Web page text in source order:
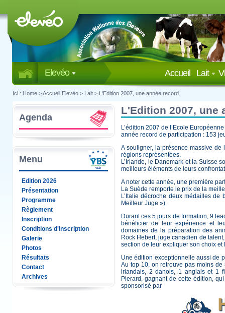
Elevéo Lait
Accueil
Ici : Home >Accueil Elevéo > Lait > L'Edition 2007, une année record.
Agenda
Menu
Edition 2026
Présentation
Programme
Règlement
Inscription
Conditions d'inscription
Galerie
Photos
Résultats
Contact
Archives
L'Edition 2007, une
L’édition 2007 de l’Ecole
année record de participation : 153
A souligner, la présence massive
régions représentées.
L’Irlande, le Danemark et la Suisse
meilleurs éléments de leurs
A noter cette année, une première
La Suède remporte le prix de la
L’Italie décroche deux médailles
Meilleur Juge »).
Durant ces 5 jours de formation, 9
bénéficier de leur expérience et
domaines de la préparation des
Rock Hebert, juge canadien de
section de leur expliquer son choix et
Une édition exceptionnelle aussi de
Au top 10, on retrouve pas moins
irlandais, 2 danois, 1 anglais et 1
Pierard, gagnant de cette édition,
sponsorisé par